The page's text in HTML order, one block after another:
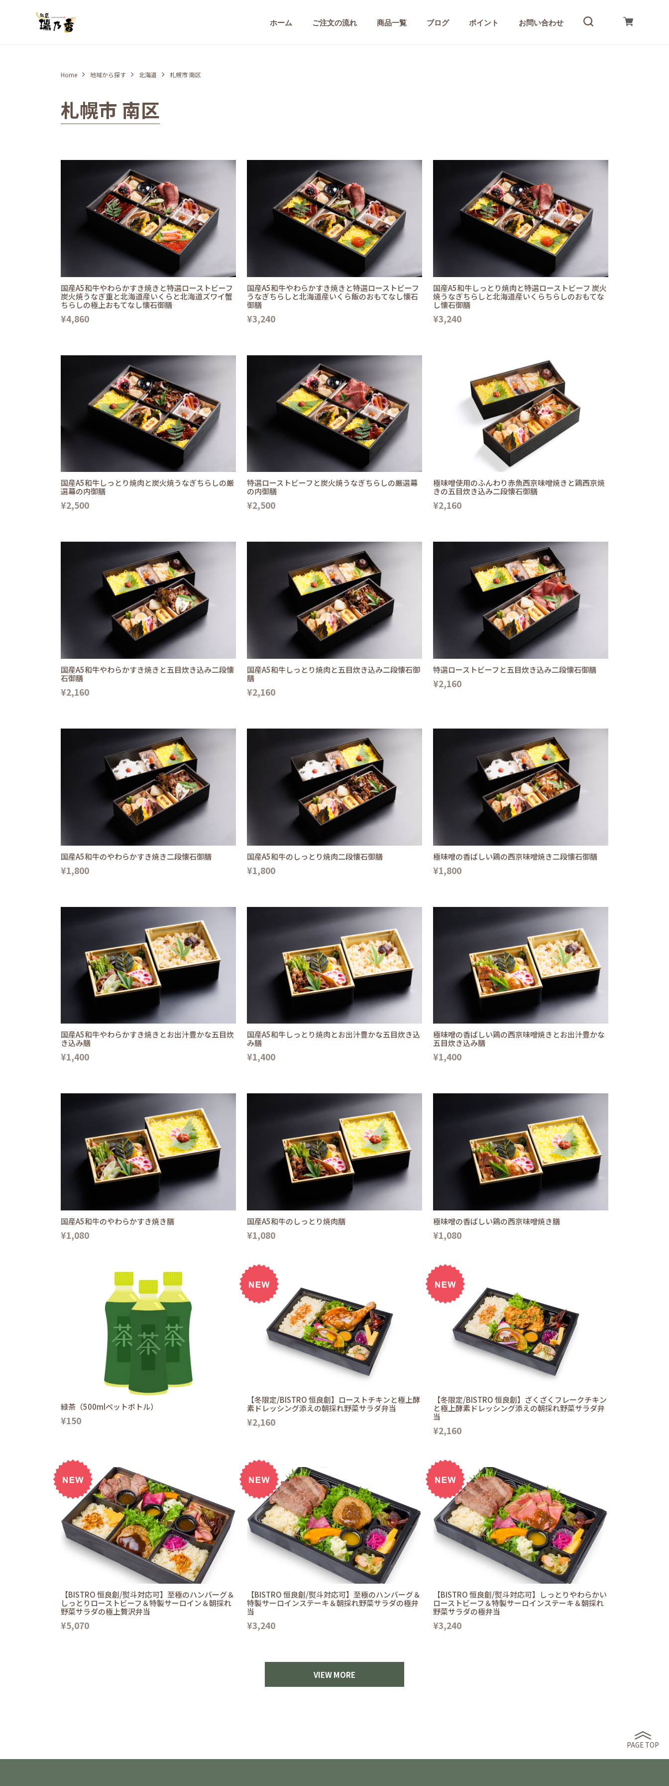
ホーム ご注文の流れ 商品一覧 ブログ ポイント お問い合わせ
Home 地域から探す 北海道 札幌市 南区
札幌市 南区
国産A5和牛やわらかすき焼きと特選ローストビーフ
炭火焼うなぎ重と北海道産いくらと北海道ズワイ蟹
ちらしの極上おもてなし懐石御膳
¥4,860
国産A5和牛やわらかすき焼きと特選ローストビーフ
うなぎちらしと北海道産いくら飯のおもてなし懐石
御膳
¥3,240
国産A5和牛しっとり焼肉と特選ローストビーフ 炭火
焼うなぎちらしと北海道産いくらちらしのおもてな
し懐石御膳
¥3,240
国産A5和牛しっとり焼肉と炭火焼うなぎちらしの厳
選幕の内御膳
¥2,500
特選ローストビーフと炭火焼うなぎちらしの厳選幕
の内御膳
¥2,500
極味噌使用のふんわり赤魚西京味噌焼きと鶏西京焼
きの五目炊き込み二段懐石御膳
¥2,160
国産A5和牛やわらかすき焼きと五目炊き込み二段懐
石御膳
¥2,160
国産A5和牛しっとり焼肉と五目炊き込み二段懐石御
膳
¥2,160
特選ローストビーフと五目炊き込み二段懐石御膳
¥2,160
国産A5和牛のやわらかすき焼き二段懐石御膳
¥1,800
国産A5和牛のしっとり焼肉二段懐石御膳
¥1,800
極味噌の香ばしい鶏の西京味噌焼き二段懐石御膳
¥1,800
国産A5和牛やわらかすき焼きとお出汁豊かな五目炊
き込み膳
¥1,400
国産A5和牛しっとり焼肉とお出汁豊かな五目炊き込
み膳
¥1,400
極味噌の香ばしい鶏の西京味噌焼きとお出汁豊かな
五目炊き込み膳
¥1,400
国産A5和牛のやわらかすき焼き膳
¥1,080
国産A5和牛のしっとり焼肉膳
¥1,080
極味噌の香ばしい鶏の西京味噌焼き膳
¥1,080
緑茶（500mlペットボトル）
¥150
【冬限定/BISTRO 恒良創】ローストチキンと極上酵
素ドレッシング添えの朝採れ野菜サラダ弁当
¥2,160
【冬限定/BISTRO 恒良創】ざくざくフレークチキン
と極上酵素ドレッシング添えの朝採れ野菜サラダ弁
当
¥2,160
【BISTRO 恒良創/熨斗対応可】至極のハンバーグ＆
しっとりローストビーフ＆特製サーロイン＆朝採れ
野菜サラダの極上贅沢弁当
¥5,070
【BISTRO 恒良創/熨斗対応可】至極のハンバーグ＆
特製サーロインステーキ＆朝採れ野菜サラダの極弁
当
¥3,240
【BISTRO 恒良創/熨斗対応可】しっとりやわらかい
ローストビーフ＆特製サーロインステーキ＆朝採れ
野菜サラダの極弁当
¥3,240
VIEW MORE
PAGE TOP